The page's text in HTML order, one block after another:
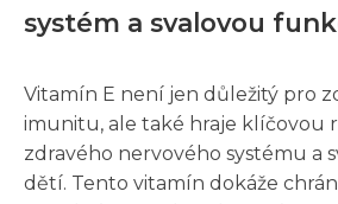
systém a svalovou
Vitamín E není jen důležitý pro
imunitu, ale také hraje klíčovou
zdravého nervového systému a
dětí. Tento vitamín dokáže